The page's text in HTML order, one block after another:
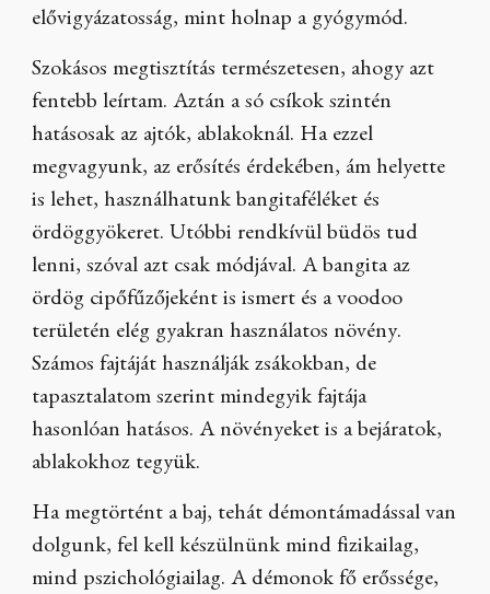
elővigyázatosság, mint holnap a gyógymód.
Szokásos megtisztítás természetesen, ahogy azt
fentebb leírtam. Aztán a só csíkok szintén
hatásosak az ajtók, ablakoknál. Ha ezzel
megvagyunk, az erősítés érdekében, ám helyette
is lehet, használhatunk bangitaféléket és
ördöggyökeret. Utóbbi rendkívül büdös tud
lenni, szóval azt csak módjával. A bangita az
ördög cipőfűzőjeként is ismert és a voodoo
területén elég gyakran használatos növény.
Számos fajtáját használják zsákokban, de
tapasztalatom szerint mindegyik fajtája
hasonlóan hatásos. A növényeket is a bejáratok,
ablakokhoz tegyük.
Ha megtörtént a baj, tehát démontámadással van
dolgunk, fel kell készülnünk mind fizikailag,
mind pszichológiailag. A démonok fő erőssége,